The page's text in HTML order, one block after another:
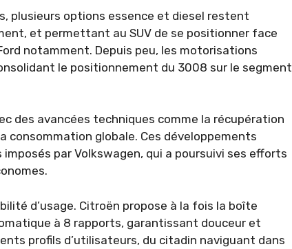
plusieurs options essence et diesel restent
et permettant au SUV de se positionner face
notamment. Depuis peu, les motorisations
le positionnement du 3008 sur le segment
des avancées techniques comme la récupération
consommation globale. Ces développements
par Volkswagen, qui a poursuivi ses efforts
d’usage. Citroën propose à la fois la boîte
à 8 rapports, garantissant douceur et
profils d’utilisateurs, du citadin naviguant dans